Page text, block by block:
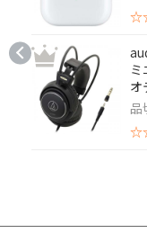
Bluetooth
2台
ヘッドホン
ワイヤレス
オ
品